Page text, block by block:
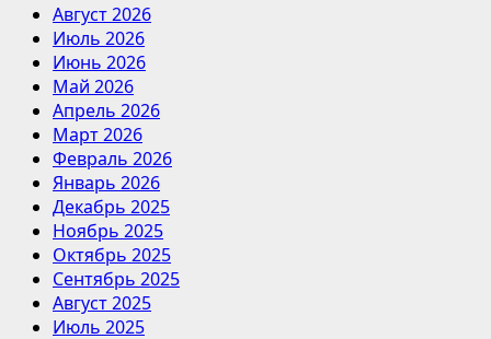
Август 2026
Июль 2026
Июнь 2026
Май 2026
Апрель 2026
Март 2026
Февраль 2026
Январь 2026
Декабрь 2025
Ноябрь 2025
Октябрь 2025
Сентябрь 2025
Август 2025
Июль 2025